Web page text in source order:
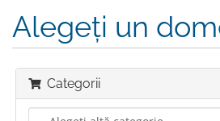
Alegeți un
Categorii